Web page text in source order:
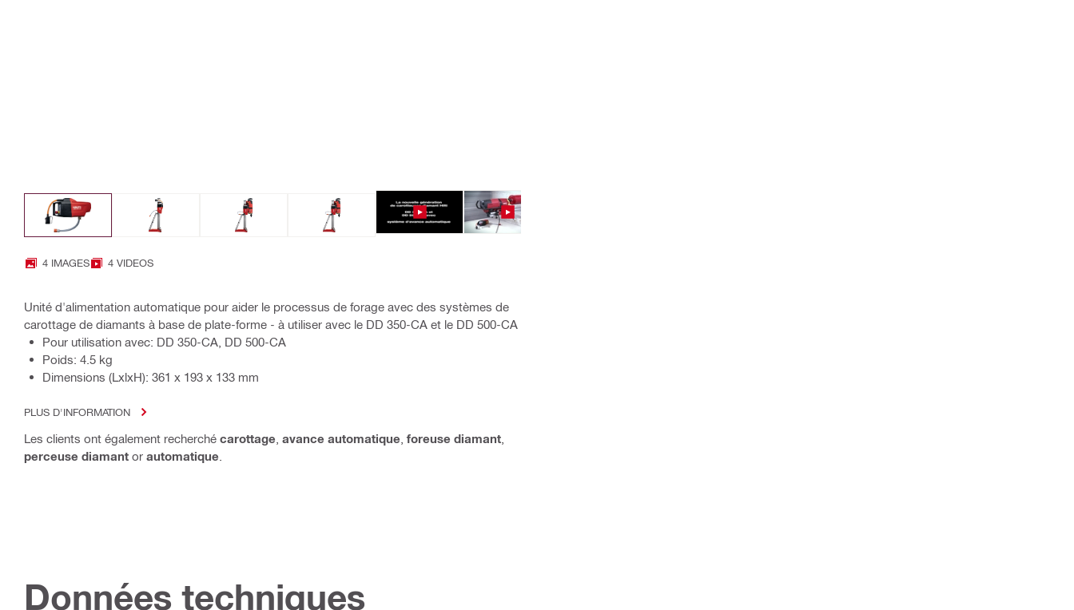
4 IMAGES 4 VIDEOS
Unité d'alimentation automatique pour aider le processus de forage avec des systèmes de
carottage de diamants à base de plate-forme - à utiliser avec le DD 350-CA et le DD 500-CA
Pour utilisation avec: DD 350-CA, DD 500-CA
Poids: 4.5 kg
Dimensions (LxlxH): 361 x 193 x 133 mm
PLUS D'INFORMATION
Les clients ont également recherché carottage avance automatique foreuse diamant
perceuse diamant or automatique
Données techniques